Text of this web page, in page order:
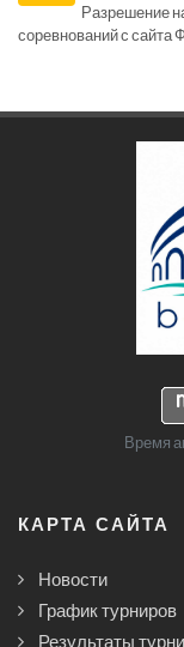
Разрешение
соревнований с
Время
КАРТА САЙТА
Новости
График турниров
Результаты